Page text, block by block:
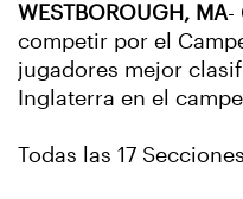
WESTBOROUGH, MA-
competir por el
jugadores mejor
Inglaterra en el
Todas las 17